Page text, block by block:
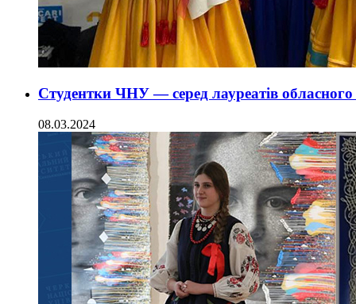
Студентки ЧНУ — серед лауреатів
08.03.2024